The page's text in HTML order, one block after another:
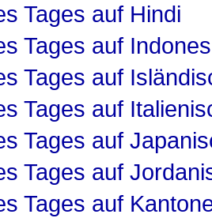
Tages auf Hindi
Tages auf
Tages auf
Tages auf
Tages auf
Tages auf
Tages auf